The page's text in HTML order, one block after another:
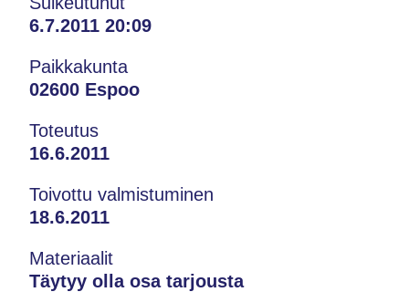
6.7.2011 20:09
Paikkakunta
02600 Espoo
Toteutus
16.6.2011
Toivottu valmistuminen
18.6.2011
Materiaalit
Täytyy olla osa tarjousta